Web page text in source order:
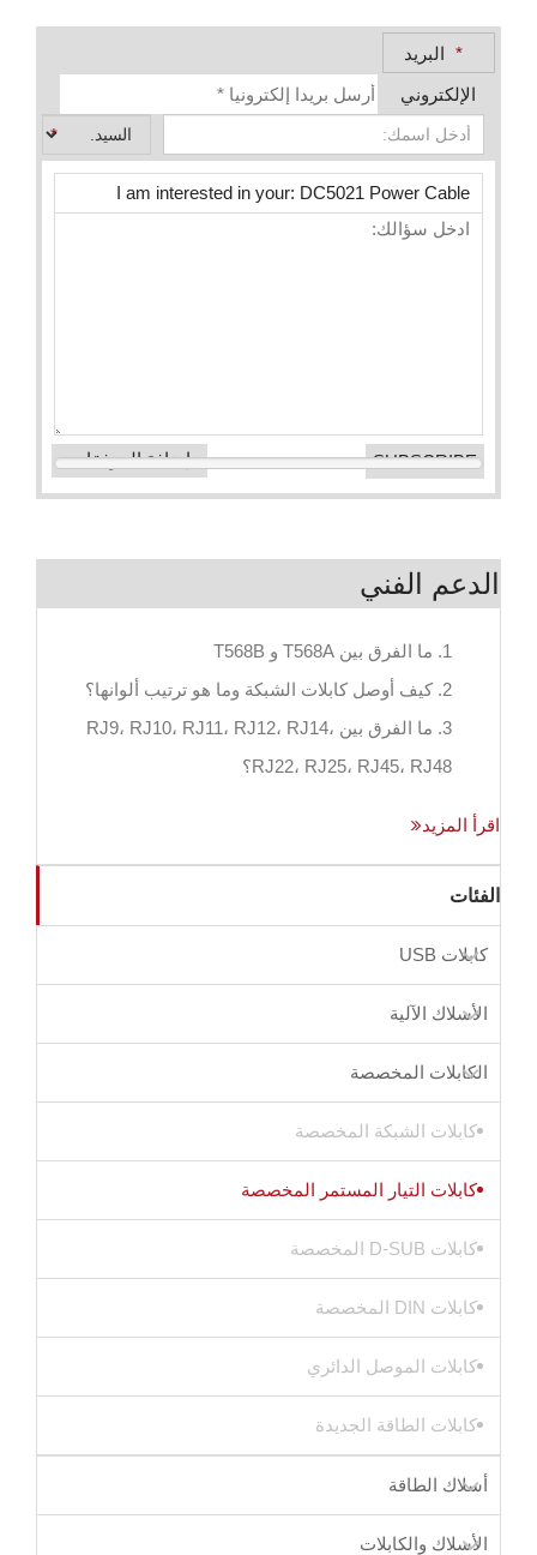
* البريد
الإلكتروني
*
إضافة المرفقات
الدعم الفني
1. ما الفرق بين T568A و T568B
2. كيف أوصل كابلات الشبكة وما هو ترتيب ألوانها؟
3. ما الفرق بين RJ9، RJ10، RJ11، RJ12، RJ14،
RJ22، RJ25، RJ45، RJ48؟
اقرأ المزيد
الفئات
كابلات USB
الأسلاك الآلية
الكابلات المخصصة
كابلات الشبكة المخصصة
كابلات التيار المستمر المخصصة
كابلات D-SUB المخصصة
كابلات DIN المخصصة
كابلات الموصل الدائري
كابلات الطاقة الجديدة
أسلاك الطاقة
الأسلاك والكابلات